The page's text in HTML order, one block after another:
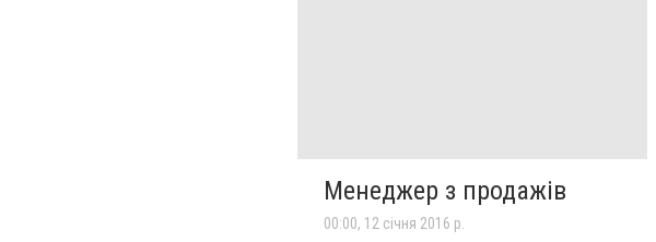
Менеджер з продажів
00:00, 12 січня 2016 р.